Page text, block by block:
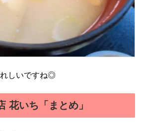
しいですね◎
花いち「まとめ」